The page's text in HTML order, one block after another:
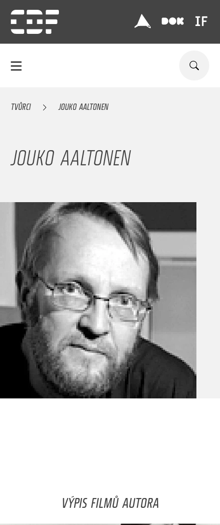
TVŮRCI JOUKO AALTONEN
JOUKO AALTONEN
VÝPIS FILMŮ AUTORA